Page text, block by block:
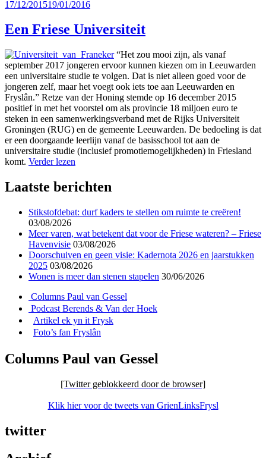
Geplaatst
17/12/201519/01/2016
Een Friese Universiteit
“Het zou mooi zijn, als vanaf
september 2017 jongeren ervoor kunnen kiezen om in Leeuwarden
een universitaire studie te volgen. Dat is niet alleen goed voor de
jongeren zelf, maar het voegt ook iets toe aan Leeuwarden en
Fryslân.” Retze van der Honing stemde op 16 december 2015
positief in met het voorstel om als provincie 18 miljoen euro te
steken in een samenwerkingsverband met de Rijks Universiteit
Groningen (RUG) en de gemeente Leeuwarden. De bedoeling is dat
er een doorgaande leerlijn vanaf de basisschool tot aan de
universitaire studie (inclusief promotiemogelijkheden) in Friesland
komt. Verder lezen
Laatste berichten
Stikstofdebat: durf kaders te stellen om ruimte te creëren!
03/08/2026
Meer varen, wat betekent dat voor de Friese wateren? – Friese
Havenvisie 03/08/2026
Doorschuiven en geen visie: Kadernota 2026 en jaarstukken
2025 03/08/2026
Wonen is meer dan stenen stapelen 30/06/2026
Columns Paul van Gessel
Podcast Berends & Van der Hoek
Artikel ek yn it Frysk
Foto’s fan Fryslân
Columns Paul van Gessel
[Twitter geblokkeerd door de browser]
Klik hier voor de tweets van GrienLinksFrysl
twitter